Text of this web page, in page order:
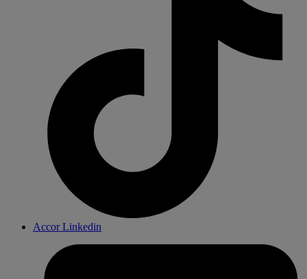
Accor Linkedin